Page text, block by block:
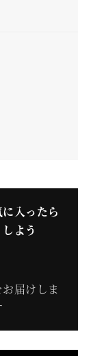
入ったら
よう
届けしま